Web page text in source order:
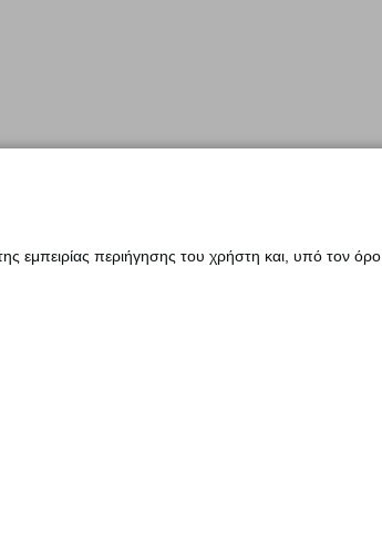
εμπειρίας περιήγησης του χρήστη και, υπό τον όρο